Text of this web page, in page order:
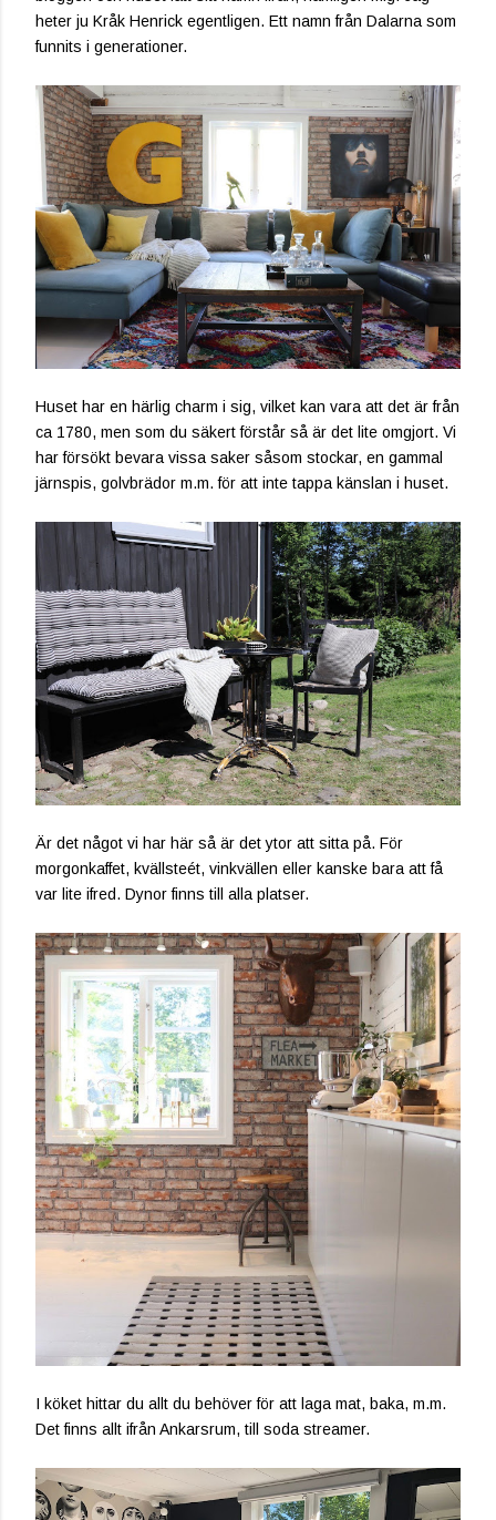
heter ju Kråk Henrick egentligen. Ett namn från Dalarna som
funnits i generationer.
Huset har en härlig charm i sig, vilket kan vara att det är från
ca 1780, men som du säkert förstår så är det lite omgjort. Vi
har försökt bevara vissa saker såsom stockar, en gammal
järnspis, golvbrädor m.m. för att inte tappa känslan i huset.
Är det något vi har här så är det ytor att sitta på. För
morgonkaffet, kvällsteét, vinkvällen eller kanske bara att få
var lite ifred. Dynor finns till alla platser.
I köket hittar du allt du behöver för att laga mat, baka, m.m.
Det finns allt ifrån Ankarsrum, till soda streamer.